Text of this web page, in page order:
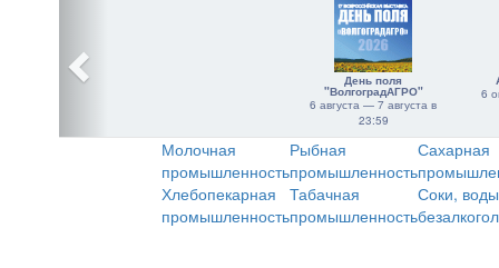
День поля
"ВолгоградАГРО"
6 августа — 7 августа в
23:59
6
Молочная
промышленность
Рыбная
промышленность
Сахарная
Хлебопекарная
промышленность
Табачная
промышленность
Соки,